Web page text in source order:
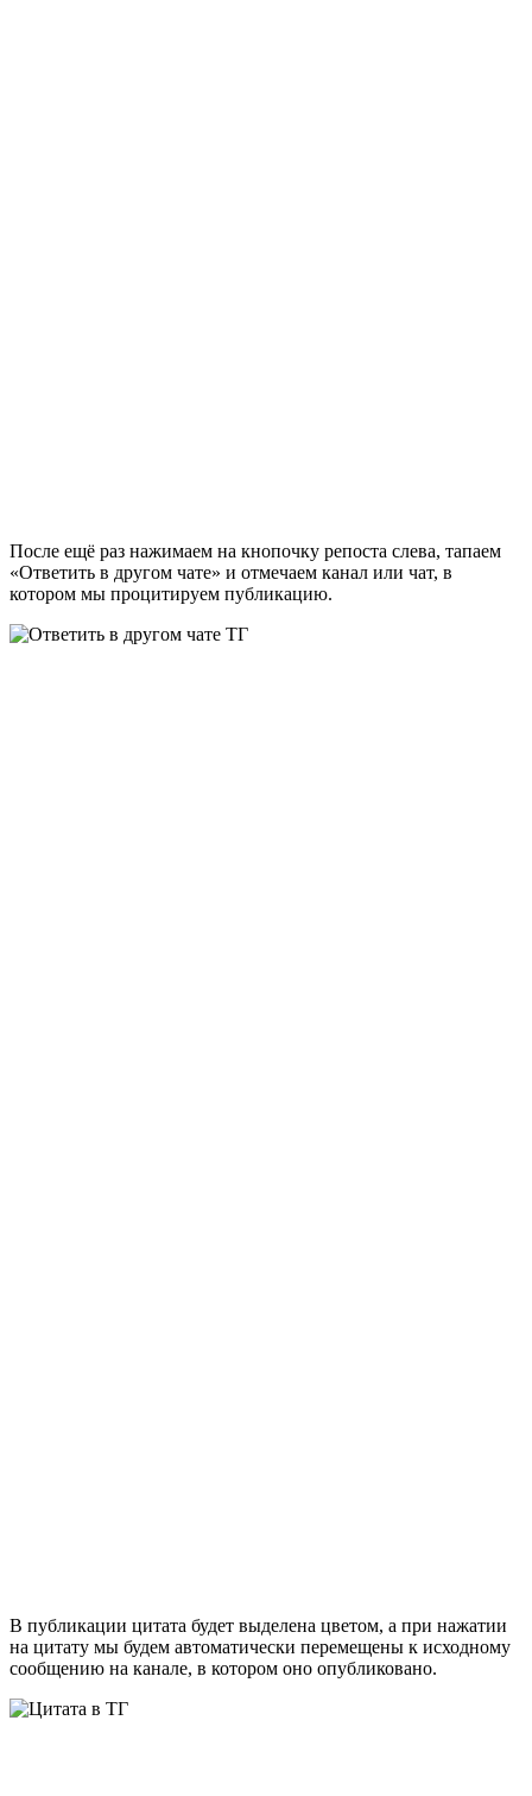
После ещё раз нажимаем на кнопочку репоста слева, тапаем
«Ответить в другом чате» и отмечаем канал или чат, в
котором мы процитируем публикацию.
В публикации цитата будет выделена цветом, а при нажатии
на цитату мы будем автоматически перемещены к исходному
сообщению на канале, в котором оно опубликовано.